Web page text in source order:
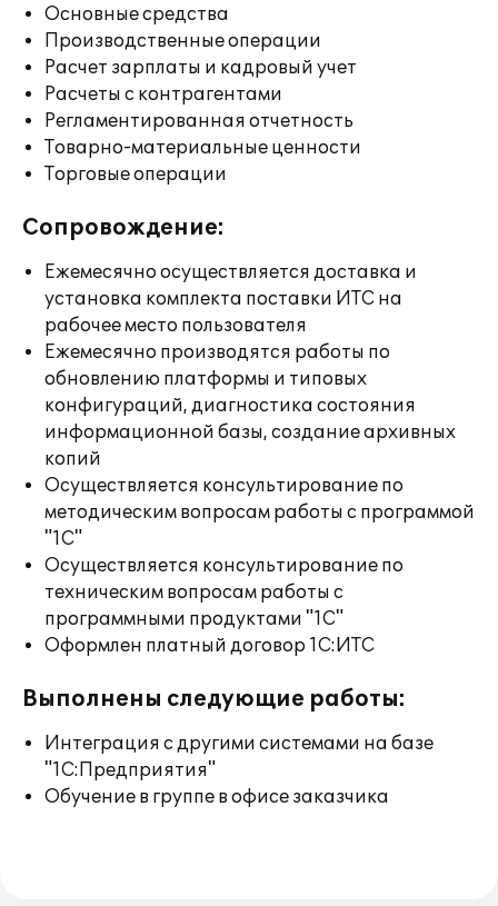
Основные средства
Производственные операции
Расчет зарплаты и кадровый учет
Расчеты с контрагентами
Регламентированная отчетность
Товарно-материальные ценности
Торговые операции
Сопровождение:
Ежемесячно осуществляется доставка и
установка комплекта поставки ИТС на
рабочее место пользователя
Ежемесячно производятся работы по
обновлению платформы и типовых
конфигураций, диагностика состояния
информационной базы, создание архивных
копий
Осуществляется консультирование по
методическим вопросам работы с программой
"1С"
Осуществляется консультирование по
техническим вопросам работы с
программными продуктами "1С"
Оформлен платный договор 1С:ИТС
Выполнены следующие работы:
Интеграция с другими системами на базе
"1С:Предприятия"
Обучение в группе в офисе заказчика